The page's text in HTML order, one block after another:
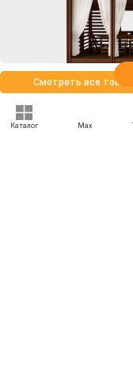
Смотреть все товары
Каталог Max